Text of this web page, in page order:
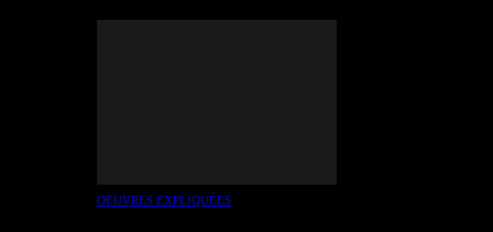
OEUVRES EXPLIQUÉES